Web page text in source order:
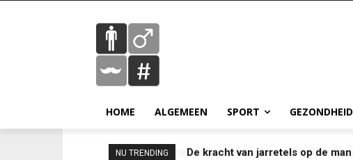
HOME ALGEMEEN SPORT GEZONDHEID
NU TRENDING De kracht van jarretels op de man